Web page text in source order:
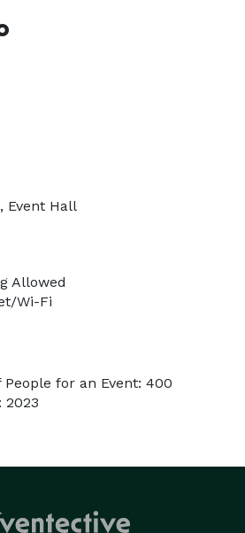
Event Hall
Allowed
Wi-Fi
for an Event: 400
2023